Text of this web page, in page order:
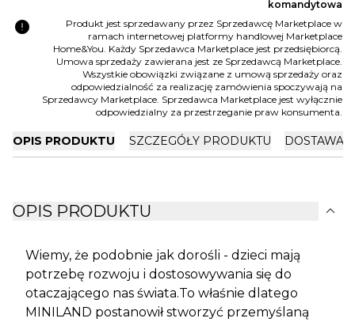
komandytowa
error
Produkt jest sprzedawany przez Sprzedawcę Marketplace w
ramach internetowej platformy handlowej Marketplace
Home&You. Każdy Sprzedawca Marketplace jest przedsiębiorcą.
Umowa sprzedaży zawierana jest ze Sprzedawcą Marketplace.
Wszystkie obowiązki związane z umową sprzedaży oraz
odpowiedzialność za realizację zamówienia spoczywają na
Sprzedawcy Marketplace. Sprzedawca Marketplace jest wyłącznie
odpowiedzialny za przestrzeganie praw konsumenta.
OPIS PRODUKTU SZCZEGÓŁY PRODUKTU DOSTAWA
OPIS PRODUKTU expand_more
Wiemy, że podobnie jak dorośli - dzieci mają
potrzebę rozwoju i dostosowywania się do
otaczającego nas świata.To właśnie dlatego
MINILAND postanowił stworzyć przemyślaną